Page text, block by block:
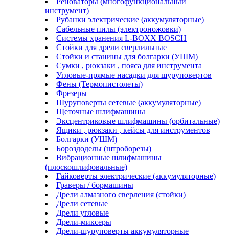
инструмент)
Рубанки электрические (аккумуляторные)
Сабельные пилы (электроножовки)
Системы хранения L-BOXX BOSCH
Стойки для дрели сверлильные
Стойки и станины для болгарки (УШМ)
Сумки , рюкзаки , пояса для инструмента
Угловые-прямые насадки для шуруповертов
Фены (Термопистолеты)
Фрезеры
Шуруповерты сетевые (аккумуляторные)
Щеточные шлифмашины
Эксцентриковые шлифмашины (орбитальные)
Ящики , рюкзаки , кейсы для инструментов
Болгарки (УШМ)
Бороздоделы (штроборезы)
Вибрационные шлифмашины
(плоскошлифовальные)
Гайковерты электрические (аккумуляторные)
Граверы / бормашины
Дрели алмазного сверления (стойки)
Дрели сетевые
Дрели угловые
Дрели-миксеры
Дрели-шуруповерты аккумуляторные